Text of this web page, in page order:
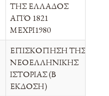
ΤΗΣ ΕΛΛΑΔΟΣ
ΑΠΌ 1821
ΜΕΧΡΙ1980
ΕΠΙΣΚΟΠΗΣΗ ΤΗΣ
ΝΕΟΕΛΛΗΝΙΚΗΣ
ΙΣΤΟΡΙΑΣ (Β
ΕΚΔΟΣΗ)